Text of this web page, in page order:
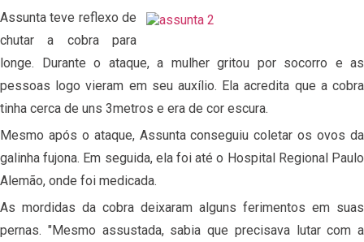
Assunta teve reflexo de
chutar a cobra para
longe. Durante o ataque, a mulher gritou por socorro e as
pessoas logo vieram em seu auxílio. Ela acredita que a cobra
tinha cerca de uns 3metros e era de cor escura.
Mesmo após o ataque, Assunta conseguiu coletar os ovos da
galinha fujona. Em seguida, ela foi até o Hospital Regional Paulo
Alemão, onde foi medicada.
As mordidas da cobra deixaram alguns ferimentos em suas
pernas. "Mesmo assustada, sabia que precisava lutar com a